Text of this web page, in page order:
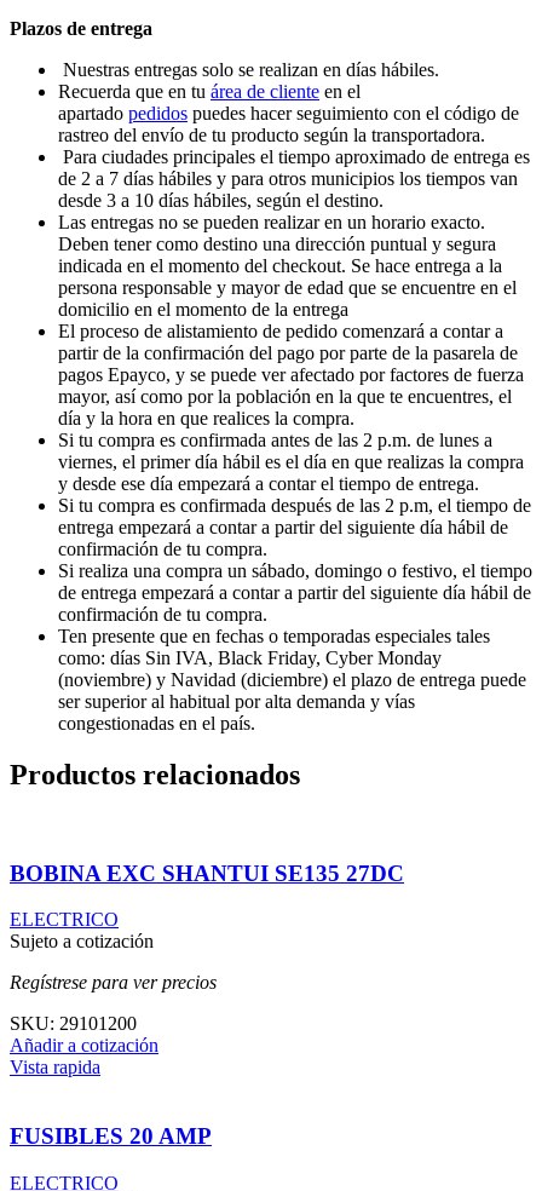
Plazos de entrega
Nuestras entregas solo se realizan en días hábiles.
Recuerda que en tu área de cliente en el
apartado pedidos puedes hacer seguimiento con el código de
rastreo del envío de tu producto según la transportadora.
Para ciudades principales el tiempo aproximado de entrega es
de 2 a 7 días hábiles y para otros municipios los tiempos van
desde 3 a 10 días hábiles, según el destino.
Las entregas no se pueden realizar en un horario exacto.
Deben tener como destino una dirección puntual y segura
indicada en el momento del checkout. Se hace entrega a la
persona responsable y mayor de edad que se encuentre en el
domicilio en el momento de la entrega
El proceso de alistamiento de pedido comenzará a contar a
partir de la confirmación del pago por parte de la pasarela de
pagos Epayco, y se puede ver afectado por factores de fuerza
mayor, así como por la población en la que te encuentres, el
día y la hora en que realices la compra.
Si tu compra es confirmada antes de las 2 p.m. de lunes a
viernes, el primer día hábil es el día en que realizas la compra
y desde ese día empezará a contar el tiempo de entrega.
Si tu compra es confirmada después de las 2 p.m, el tiempo de
entrega empezará a contar a partir del siguiente día hábil de
confirmación de tu compra.
Si realiza una compra un sábado, domingo o festivo, el tiempo
de entrega empezará a contar a partir del siguiente día hábil de
confirmación de tu compra.
Ten presente que en fechas o temporadas especiales tales
como: días Sin IVA, Black Friday, Cyber Monday
(noviembre) y Navidad (diciembre) el plazo de entrega puede
ser superior al habitual por alta demanda y vías
congestionadas en el país.
Productos relacionados
BOBINA EXC SHANTUI SE135 27DC
ELECTRICO
Sujeto a cotización
Regístrese para ver precios
SKU: 29101200
Añadir a cotización
Vista rapida
FUSIBLES 20 AMP
ELECTRICO